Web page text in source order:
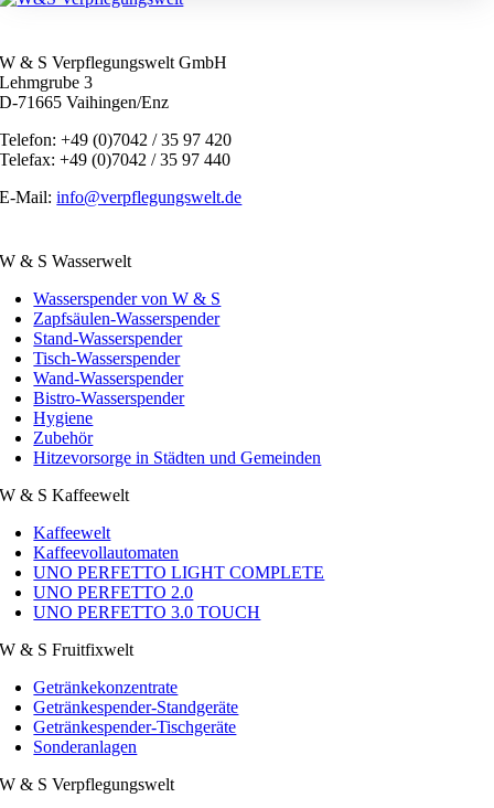
W & S Verpflegungswelt GmbH
Lehmgrube 3
D-71665 Vaihingen/Enz
Telefon: +49 (0)7042 / 35 97 420
Telefax: +49 (0)7042 / 35 97 440
E-Mail:info@verpflegungswelt.de
W & S Wasserwelt
Wasserspender von W & S
Zapfsäulen-Wasserspender
Stand-Wasserspender
Tisch-Wasserspender
Wand-Wasserspender
Bistro-Wasserspender
Hygiene
Zubehör
Hitzevorsorge in Städten und Gemeinden
W & S Kaffeewelt
Kaffeewelt
Kaffeevollautomaten
UNO PERFETTO LIGHT COMPLETE
UNO PERFETTO 2.0
UNO PERFETTO 3.0 TOUCH
W & S Fruitfixwelt
Getränkekonzentrate
Getränkespender-Standgeräte
Getränkespender-Tischgeräte
Sonderanlagen
W & S Verpflegungswelt